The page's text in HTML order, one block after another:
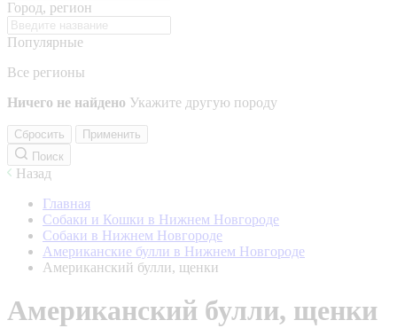
Город, регион
Популярные
Все регионы
Ничего не найдено Укажите другую породу
Сбросить
Применить
Поиск
Назад
Главная
Собаки и Кошки в Нижнем Новгороде
Собаки в Нижнем Новгороде
Американские булли в Нижнем Новгороде
Американский булли, щенки
Американский булли, щенки